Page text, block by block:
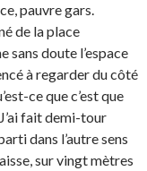
pauvre gars.
de la place
sans doute l’espace
à regarder du côté
ce que c’est que
fait demi-tour
dans l’autre sens
sur vingt mètres